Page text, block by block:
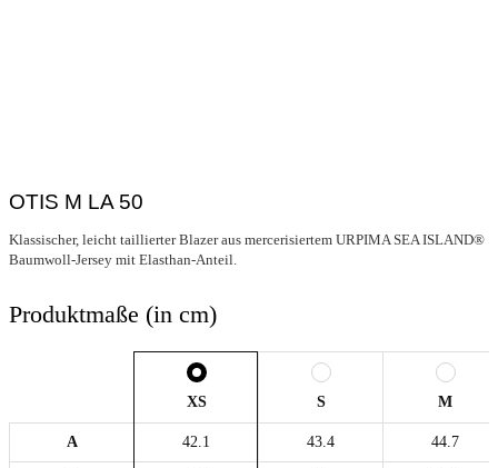
OTIS M LA 50
Klassischer, leicht taillierter Blazer aus mercerisiertem URPIMA SEA ISLAND®
Baumwoll-Jersey mit Elasthan-Anteil.
Produktmaße (in cm)
XS S M
A 42.1 43.4 44.7